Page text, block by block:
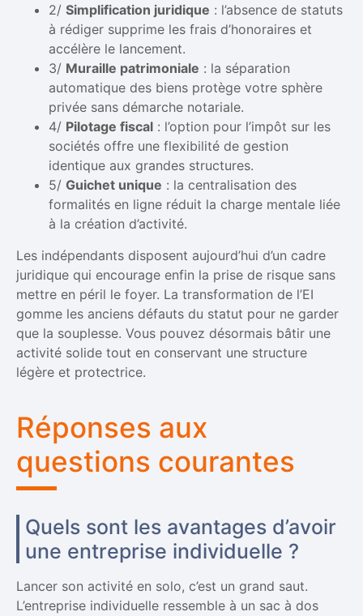
2/ Simplification juridique : l’absence de statuts
à rédiger supprime les frais d’honoraires et
accélère le lancement.
3/ Muraille patrimoniale : la séparation
automatique des biens protège votre sphère
privée sans démarche notariale.
4/ Pilotage fiscal : l’option pour l’impôt sur les
sociétés offre une flexibilité de gestion
identique aux grandes structures.
5/ Guichet unique : la centralisation des
formalités en ligne réduit la charge mentale liée
à la création d’activité.
Les indépendants disposent aujourd’hui d’un cadre
juridique qui encourage enfin la prise de risque sans
mettre en péril le foyer. La transformation de l’EI
gomme les anciens défauts du statut pour ne garder
que la souplesse. Vous pouvez désormais bâtir une
activité solide tout en conservant une structure
légère et protectrice.
Réponses aux
questions courantes
Quels sont les avantages d’avoir
une entreprise individuelle ?
Lancer son activité en solo, c’est un grand saut.
L’entreprise individuelle ressemble à un sac à dos